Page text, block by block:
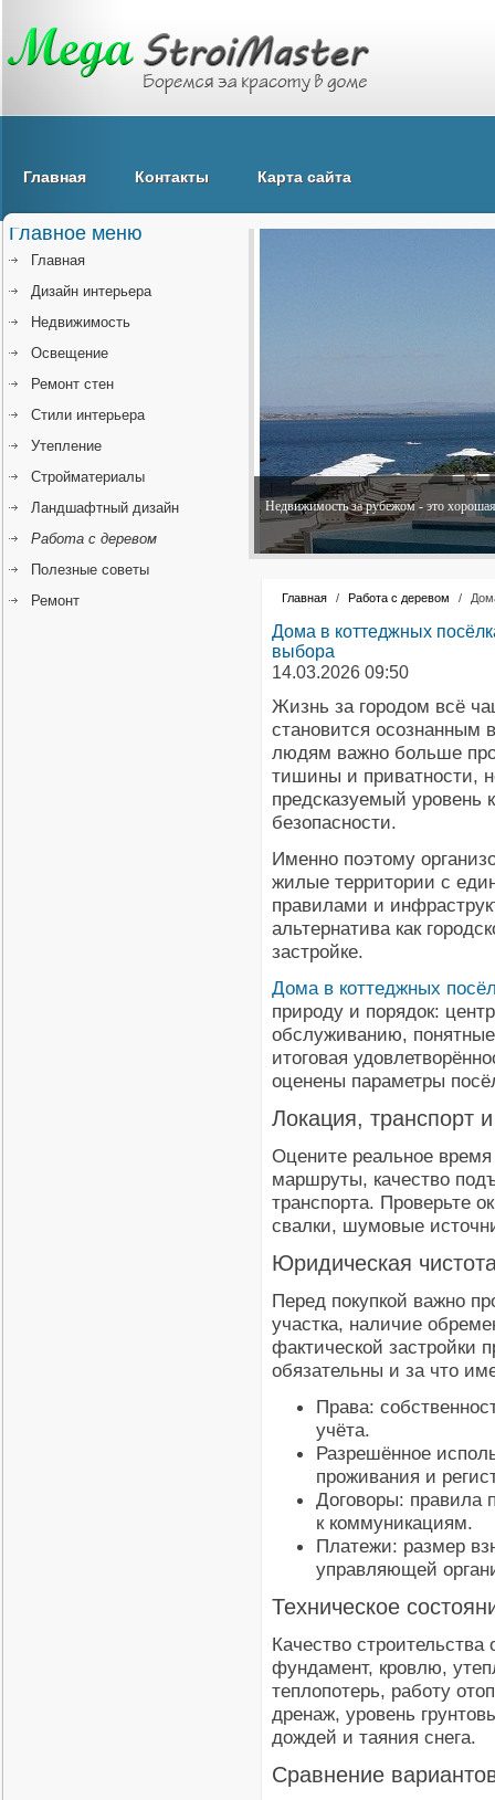
Главная Контакты Карта сайта
Недвижимость за рубежом - это
Главная / Работа с деревом /
Дома в коттеджных
выбора
14.03.2026 09:50
Жизнь за городом всё
становится осознанным
людям важно больше
тишины и приватности,
предсказуемый уровень
безопасности.
Именно поэтому
жилые территории с
правилами и
альтернатива как
застройке.
Дома в коттеджных
природу и порядок:
обслуживанию,
итоговая
оценены параметры
Локация, транспорт
Оцените реальное
маршруты, качество
транспорта. Проверьте
свалки, шумовые
Юридическая
Перед покупкой важно
участка, наличие
фактической застройки
обязательны и за что
Права:
учёта.
Разрешённое
проживания и
Договоры: правила
к коммуникациям.
Платежи: размер
управляющей
Техническое
Качество
фундамент, кровлю,
теплопотерь, работу
дренаж, уровень
дождей и таяния снега.
Сравнение
Главное меню
Главная
Дизайн интерьера
Недвижимость
Освещение
Ремонт стен
Стили интерьера
Утепление
Стройматериалы
Ландшафтный дизайн
Работа с деревом
Полезные советы
Ремонт